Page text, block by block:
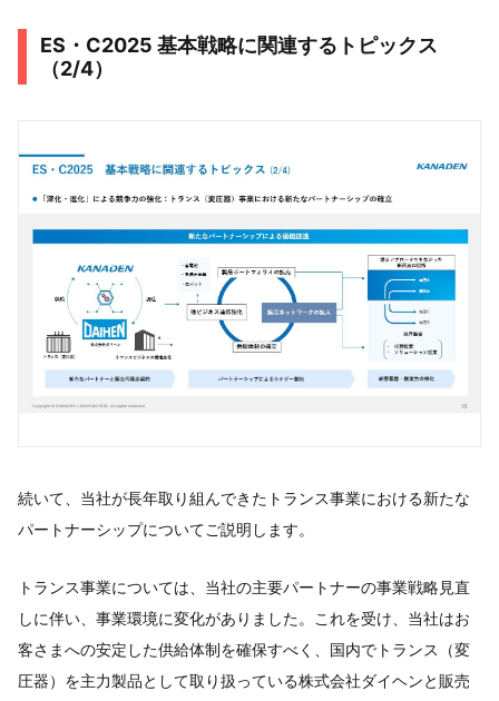
ES・C2025 基本戦略に関連するトピックス
（2/4）
続いて、当社が長年取り組んできたトランス事業における新たな
パートナーシップについてご説明します。
トランス事業については、当社の主要パートナーの事業戦略見直
しに伴い、事業環境に変化がありました。これを受け、当社はお
客さまへの安定した供給体制を確保すべく、国内でトランス（変
圧器）を主力製品として取り扱っている株式会社ダイヘンと販売